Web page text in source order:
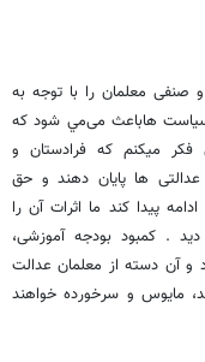
صنفی معلمان را با توجه به
سیاست هاباعث می‌مي شود که
میکنم که فرادستان و
ها پایان دهند و حق
پیدا کند ما اثرات آن را
. کمبود بودجه آموزشی،
و آن دسته از معلمان عدالت
مایوس و سرخورده خواهند